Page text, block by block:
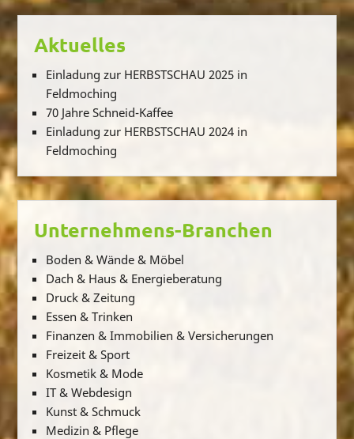
Aktuelles
Einladung zur HERBSTSCHAU 2025 in
Feldmoching
70 Jahre Schneid-Kaffee
Einladung zur HERBSTSCHAU 2024 in
Feldmoching
Unternehmens-Branchen
Boden & Wände & Möbel
Dach & Haus & Energieberatung
Druck & Zeitung
Essen & Trinken
Finanzen & Immobilien & Versicherungen
Freizeit & Sport
Kosmetik & Mode
IT & Webdesign
Kunst & Schmuck
Medizin & Pflege